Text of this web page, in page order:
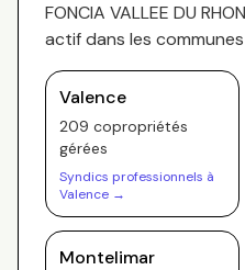
FONCIA VALLEE DU
actif dans les
Valence
209 copropriétés
gérées
Syndics professionnels à
Valence →
Montelimar